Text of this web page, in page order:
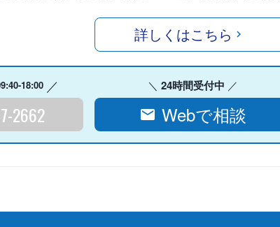
詳しくはこちら
18:00
2662
24時間受付中
Webで相談